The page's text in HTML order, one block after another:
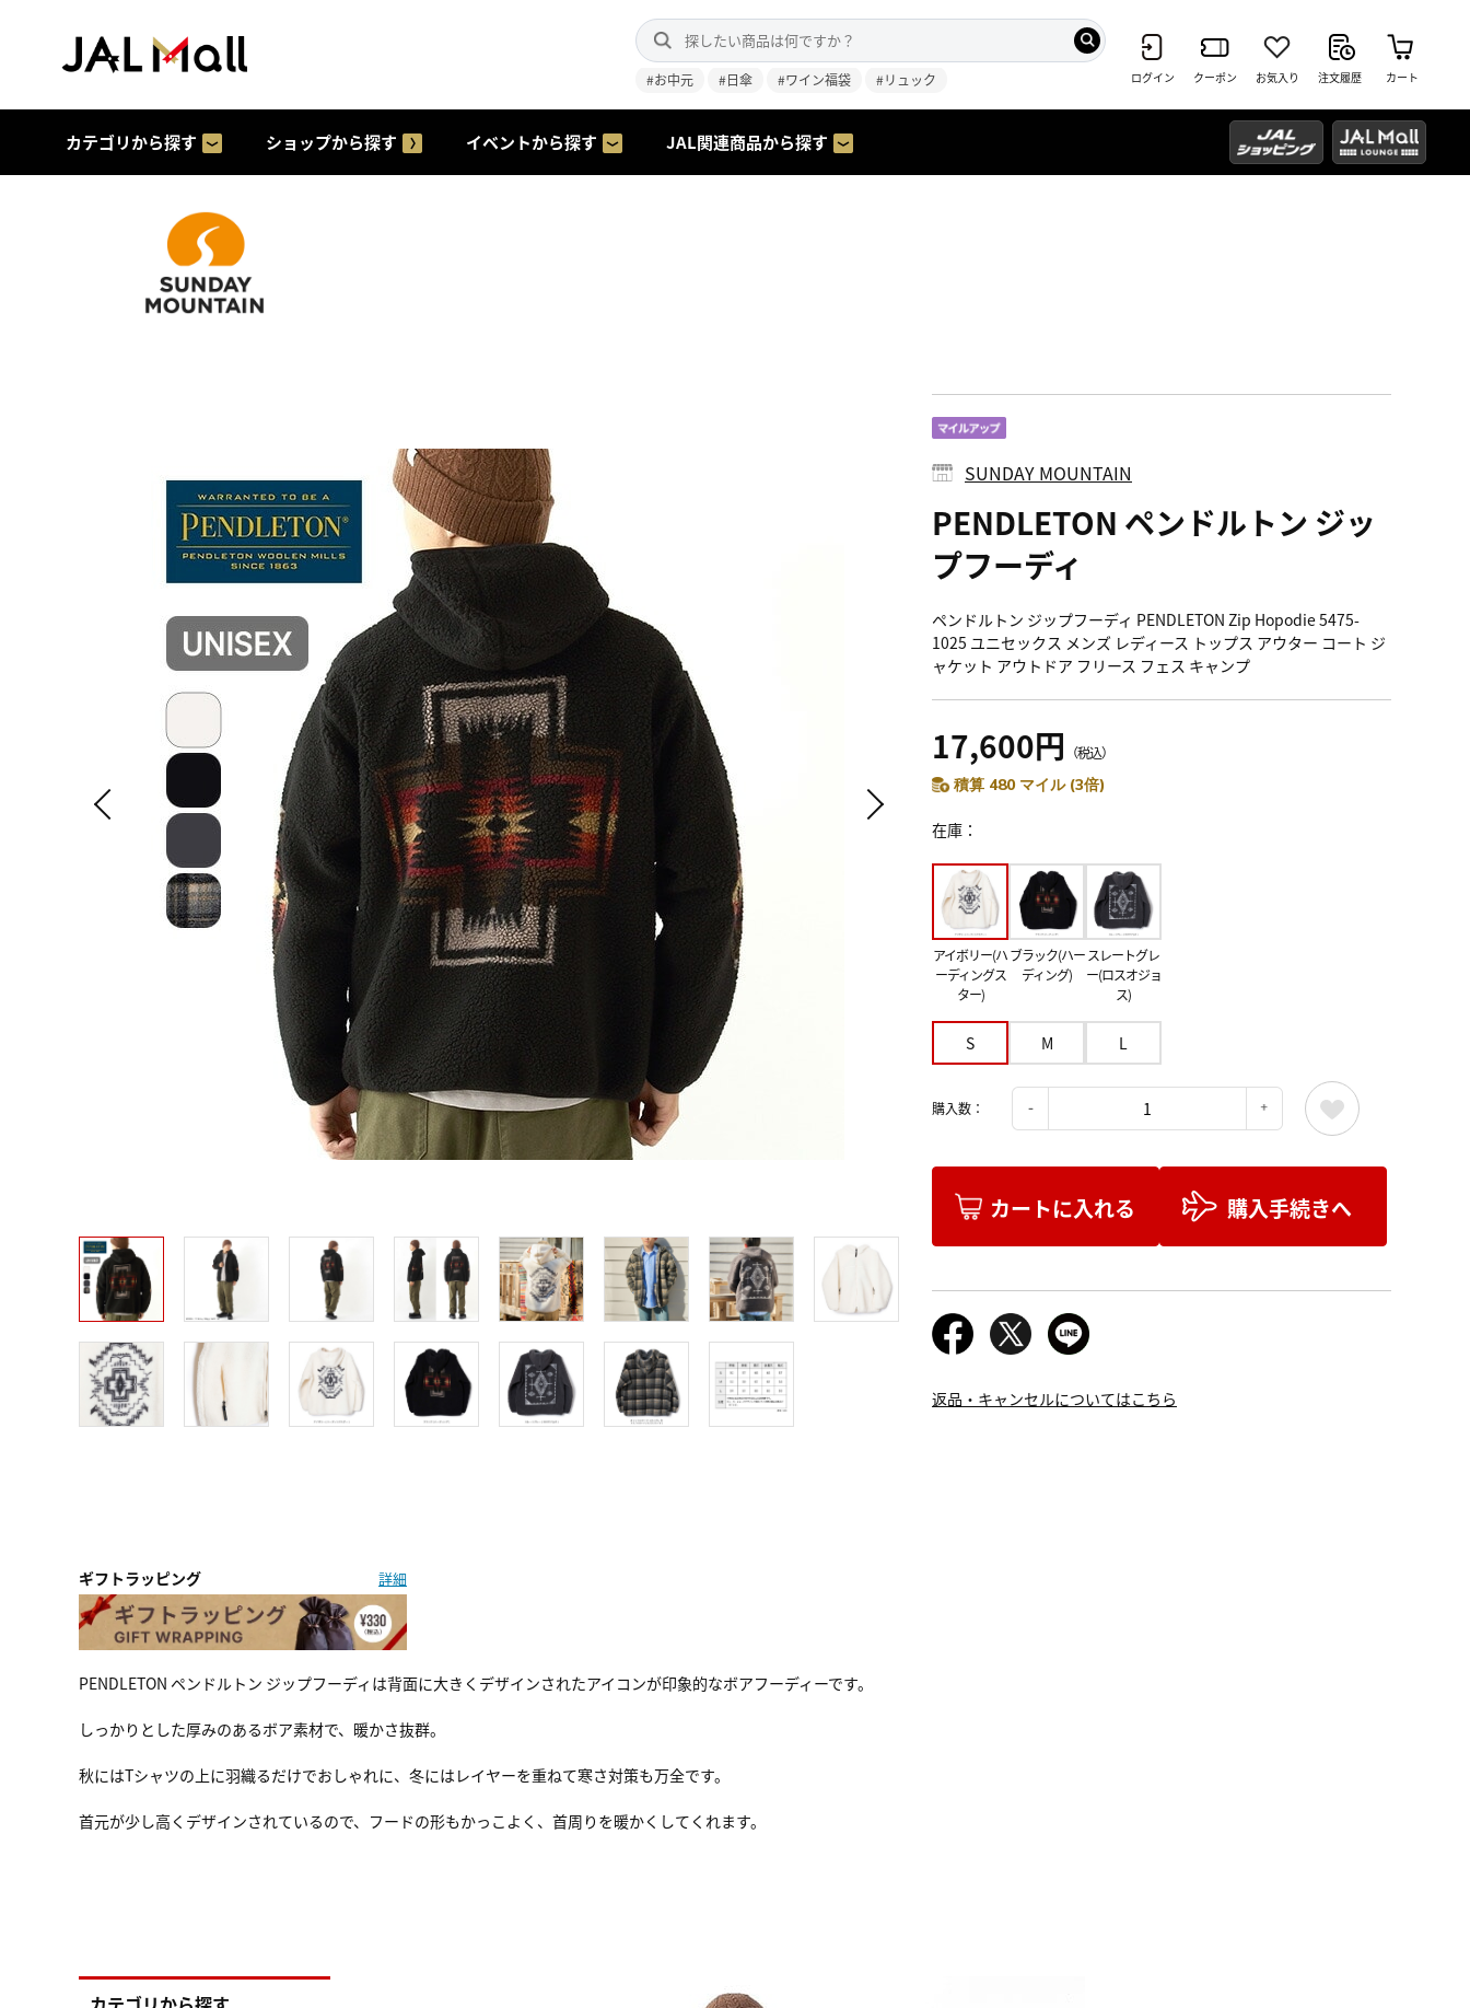
#お中元 #日傘 #ワイン福袋 #リュック ログイン クーポン お気入り 注文履歴 カート
カテゴリから探す ショップから探す イベントから探す JAL関連商品から探す
SUNDAY MOUNTAIN
PENDLETON ペンドルトン ジッ
プフーディ
ペンドルトン ジップフーディ PENDLETON Zip Hopodie 5475-
1025 ユニセックス メンズ レディース トップス アウター コート ジ
ャケット アウトドア フリース フェス キャンプ
17,600円 （税込）
積算 480 マイル (3倍)
在庫
アイボリー(ハ
ーディングス
ター)
ブラック(ハー
ディング)
スレートグレ
ー(ロスオジョ
ス)
S M L
購入数：
カートに入れる 購入手続きへ
返品・キャンセルについてはこちら
ギフトラッピング 詳細
PENDLETON ペンドルトン ジップフーディは背面に大きくデザインされたアイコンが印象的なボアフーディーです。
しっかりとした厚みのあるボア素材で、暖かさ抜群。
秋にはTシャツの上に羽織るだけでおしゃれに、冬にはレイヤーを重ねて寒さ対策も万全です。
首元が少し高くデザインされているので、フードの形もかっこよく、首周りを暖かくしてくれます。